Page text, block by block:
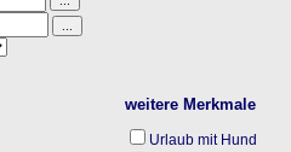
weitere Merkmale
Urlaub mit Hund